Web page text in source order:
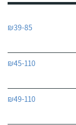
₪39-85
₪45-110
₪49-110